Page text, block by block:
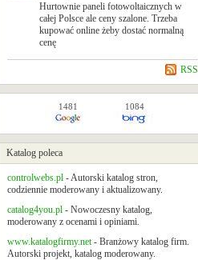
Hurtownie paneli fotowoltaicznych w
całej Polsce ale ceny szalone. Trzeba
kupować online żeby dostać normalną
cenę
RSS
1481 1084
Katalog poleca
controlwebs.pl - Autorski katalog stron,
codziennie moderowany i aktualizowany.
catalog4you.pl - Nowoczesny katalog,
moderowany z ocenami i opiniami.
www.katalogfirmy.net- Branżowy katalog firm.
Autorski projekt, katalog moderowany.